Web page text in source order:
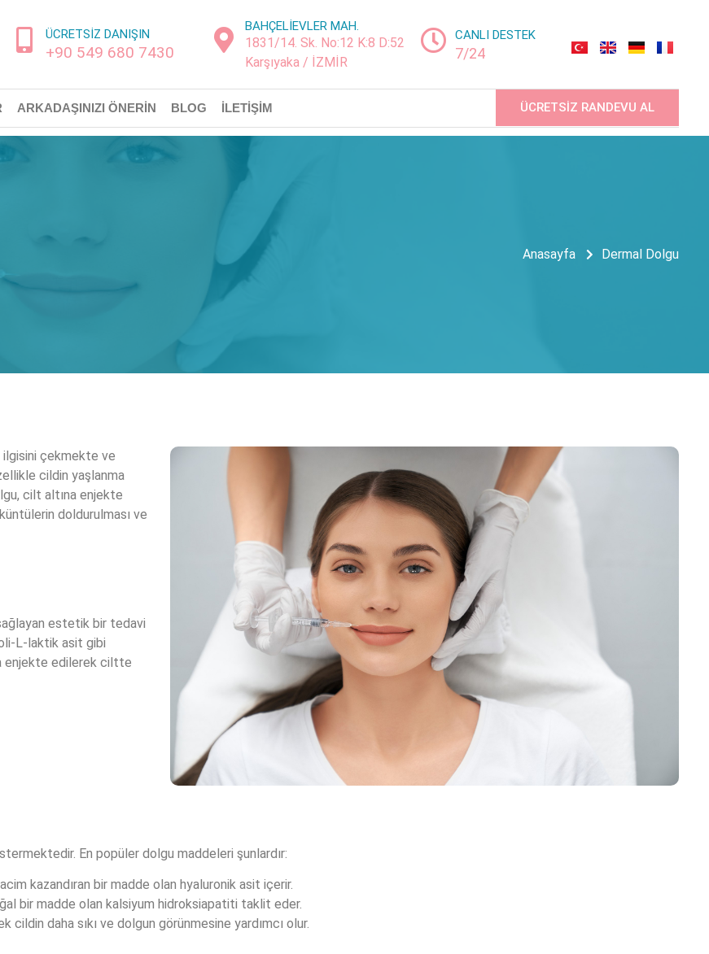
ÜCRETSİZ DANIŞIN
+90 549 680 7430
BAHÇELİEVLER MAH.
1831/14. Sk. No:12 K:8 D:52
Karşıyaka / İZMİR
CANLI DESTEK
7/24
ARKADAŞINIZI ÖNERIN BLOG İLETIŞIM ÜCRETSİZ RANDEVU AL
Anasayfa Dermal Dolgu
ilgisini çekmekte ve
cildin yaşlanma
cilt altına enjekte
doldurulması ve
estetik bir tedavi
L-laktik asit gibi
enjekte edilerek ciltte
En popüler dolgu maddeleri şunlardır:
kazandıran bir madde olan hyaluronik asit içerir.
bir madde olan kalsiyum hidroksiapatiti taklit eder.
daha sıkı ve dolgun görünmesine yardımcı olur.